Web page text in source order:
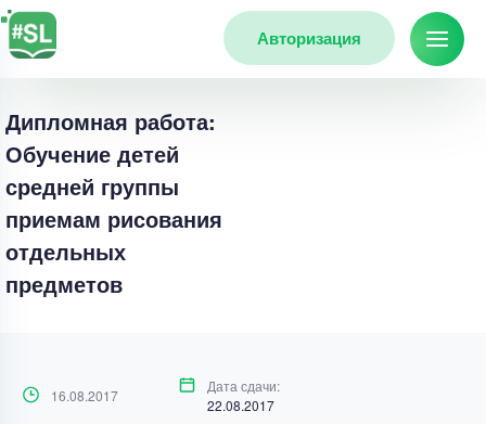
Авторизация
Дипломная работа:
Обучение детей
средней группы
приемам рисования
отдельных
предметов
16.08.2017
Дата сдачи:
22.08.2017